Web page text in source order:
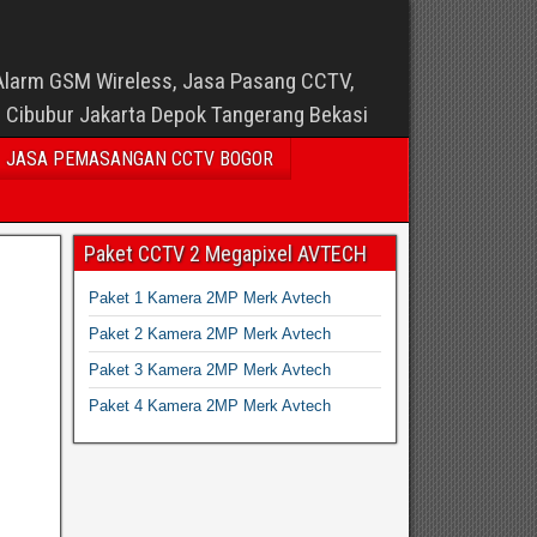
GSM Wireless, Jasa Pasang CCTV,
Jakarta Depok Tangerang Bekasi
JASA PEMASANGAN CCTV BOGOR
Paket CCTV 2 Megapixel AVTECH
Paket 1 Kamera 2MP Merk Avtech
Paket 2 Kamera 2MP Merk Avtech
Paket 3 Kamera 2MP Merk Avtech
Paket 4 Kamera 2MP Merk Avtech